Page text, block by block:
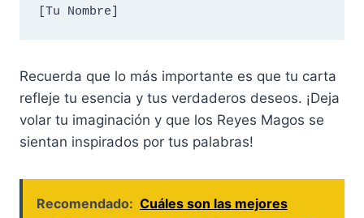
Recuerda que lo más importante es que tu carta
refleje tu esencia y tus verdaderos deseos. ¡Deja
volar tu imaginación y que los Reyes Magos se
sientan inspirados por tus palabras!
Recomendado: Cuáles son las mejores